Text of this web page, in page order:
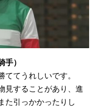
）
ててうれしいです。
見することがあり、進
た引っかかったりし